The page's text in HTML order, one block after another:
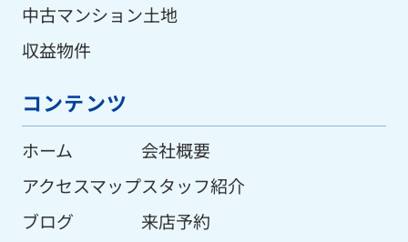
中古マンション
収益物件
土地
コンテンツ
ホーム
アクセスマップ
ブログ
会社概要
スタッフ紹介
来店予約